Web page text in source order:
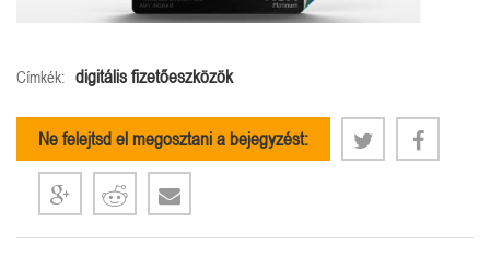
Címkék: digitális fizetőeszközök
Ne felejtsd el megosztani a bejegyzést: